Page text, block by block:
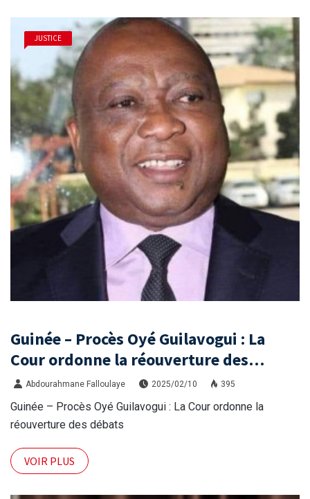
JUSTICE
Guinée – Procès Oyé Guilavogui : La
Cour ordonne la réouverture des
débats
Abdourahmane Falloulaye 2025/02/10 395
Guinée – Procès Oyé Guilavogui : La Cour ordonne la
réouverture des débats
VOIR PLUS